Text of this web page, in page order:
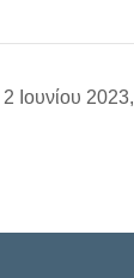
Ιουνίου 2023,